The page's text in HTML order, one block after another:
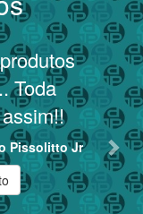
Toda
Pissolitto Jr